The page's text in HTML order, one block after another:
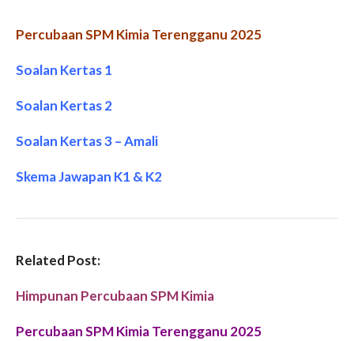
Percubaan SPM Kimia Terengganu 2025
Soalan Kertas 1
Soalan Kertas 2
Soalan Kertas 3 – Amali
Skema Jawapan K1 & K2
Related Post:
Himpunan Percubaan SPM Kimia
Percubaan SPM Kimia Terengganu 2025